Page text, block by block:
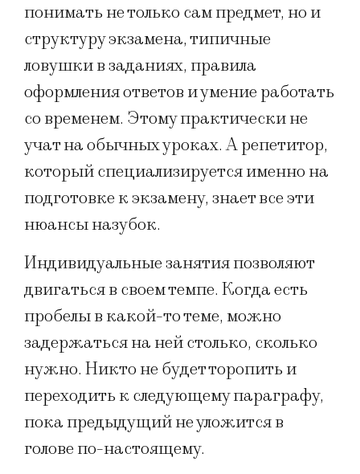
понимать не только сам предмет, но и
структуру экзамена, типичные
ловушки в заданиях, правила
оформления ответов и умение работать
со временем. Этому практически не
учат на обычных уроках. А репетитор,
который специализируется именно на
подготовке к экзамену, знает все эти
нюансы назубок.
Индивидуальные занятия позволяют
двигаться в своем темпе. Когда есть
пробелы в какой-то теме, можно
задержаться на ней столько, сколько
нужно. Никто не будет торопить и
переходить к следующему параграфу,
пока предыдущий не уложится в
голове по-настоящему.